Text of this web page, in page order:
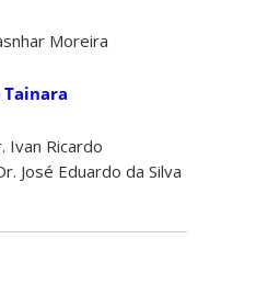
Moreira
Tainara
Ivan Ricardo
José Eduardo da Silva